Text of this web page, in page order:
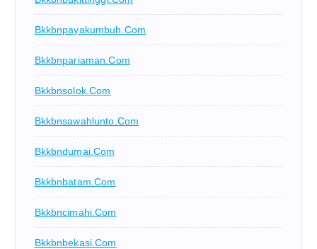
Bkkbnpayakumbuh.com
Bkkbnpariaman.com
Bkkbnsolok.com
Bkkbnsawahlunto.com
Bkkbndumai.com
Bkkbnbatam.com
Bkkbncimahi.com
Bkkbnbekasi.com